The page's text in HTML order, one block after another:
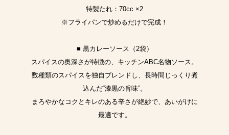
特製たれ：70cc ×2
※フライパンで炒めるだけで完成！
■ 黒カレーソース（2袋）
スパイスの奥深さが特徴の、キッチンABC名物ソース。
数種類のスパイスを独自ブレンドし、長時間じっくり煮
込んだ“漆黒の旨味”。
まろやかなコクとキレのある辛さが絶妙で、あいがけに
最適です。